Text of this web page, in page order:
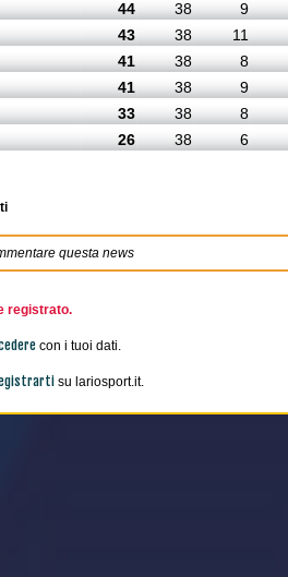
44 38
9
43 38
11
41 38
8
41 38
9
33 38
8
26 38 6
questa news
registrato.
con i tuoi dati.
su lariosport.it.